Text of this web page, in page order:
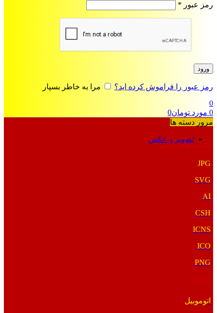
رمز عبور *
ورود
رمز عبور را فراموش کرده اید؟
مرا به خاطر بسپار
0
0 مورد تومان0
مرور دسته ها
تصویر و عکس
فرمت‌های خاص
JPG
SVG
AI
CSH
ICNS
ICO
PNG
اتوموبیل